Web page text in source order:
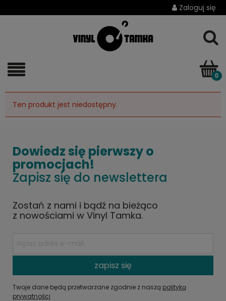
Zaloguj się
Ten produkt jest niedostępny.
Dowiedz się pierwszy o
promocjach!
Zapisz się do newslettera
Zostań z nami i bądź na bieżąco
z nowościami w Vinyl Tamka.
zapisz się
Twoje dane będą przetwarzane zgodnie z naszą polityką
prywatności